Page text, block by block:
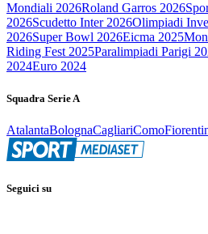
Mondiali 2026Roland Garros 2026
2026Scudetto Inter 2026Olimpiadi
2026Super Bowl 2026Eicma 2025
Riding Fest 2025Paralimpiadi Parigi
2024Euro 2024
Squadra Serie A
AtalantaBolognaCagliariComo
Seguici su